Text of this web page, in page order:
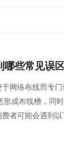
些常见误
网络布线而专
成布线槽，同
者可能会遇到